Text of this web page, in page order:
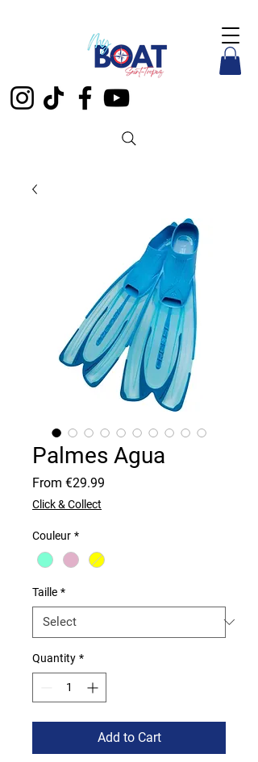
Palmes Agua
From €29.99
Click & Collect
Couleur *
Taille *
Quantity *
Add to Cart